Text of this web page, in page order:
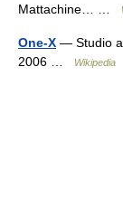
Mattachine… …
One-X — Studio
2006 …
Wikipedia